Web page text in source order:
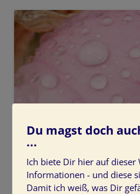
Du magst doch
...
Ich biete Dir hier auf dieser
Informationen - und diese
Damit ich weiß, was Dir